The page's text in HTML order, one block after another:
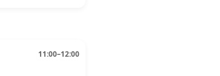
11:00–12:00